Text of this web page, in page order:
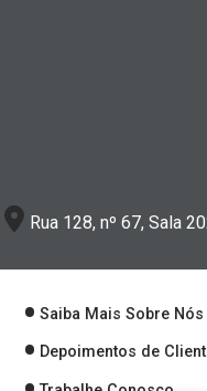
Rua 128, nº 67, Sala
Saiba Mais Sobre Nós
Depoimentos de